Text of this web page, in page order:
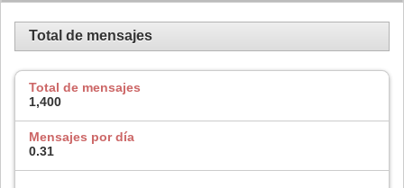
Total de mensajes
Total de mensajes
1,400
Mensajes por día
0.31